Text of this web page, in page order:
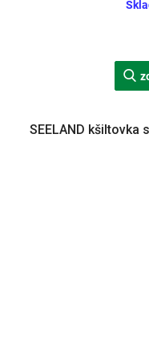
SEELAND kšiltovka